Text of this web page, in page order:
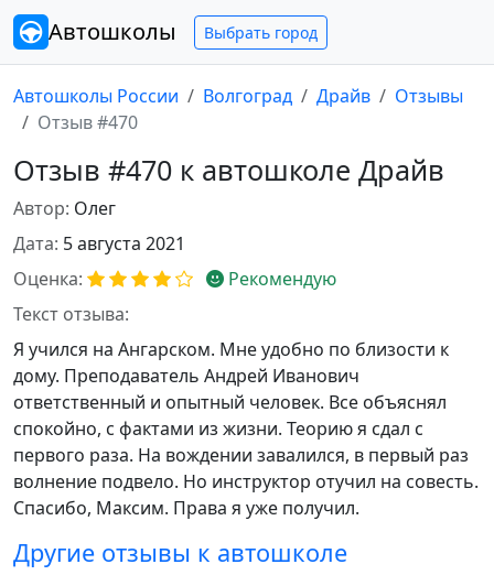
Автошколы Выбрать город
Автошколы России Волгоград Драйв
Отзывы
Отзыв #470
Отзыв #470 к автошколе Драйв
Автор: Олег
Дата: 5 августа 2021
Оценка:
Рекомендую
Текст отзыва:
Я учился на Ангарском. Мне удобно по близости к
дому. Преподаватель Андрей Иванович
ответственный и опытный человек. Все объяснял
спокойно, с фактами из жизни. Теорию я сдал с
первого раза. На вождении завалился, в первый раз
волнение подвело. Но инструктор отучил на совесть.
Спасибо, Максим. Права я уже получил.
Другие отзывы к автошколе